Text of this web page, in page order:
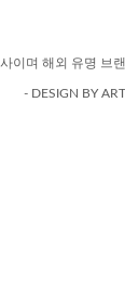
며 해외 유명
- DESIGN BY